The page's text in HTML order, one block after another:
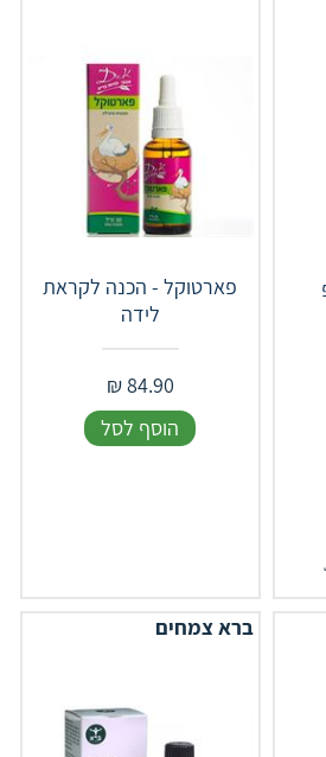
פארטוקל - הכנה לקראת
לידה
84.90
₪
הוסף לסל
ברא צמחים